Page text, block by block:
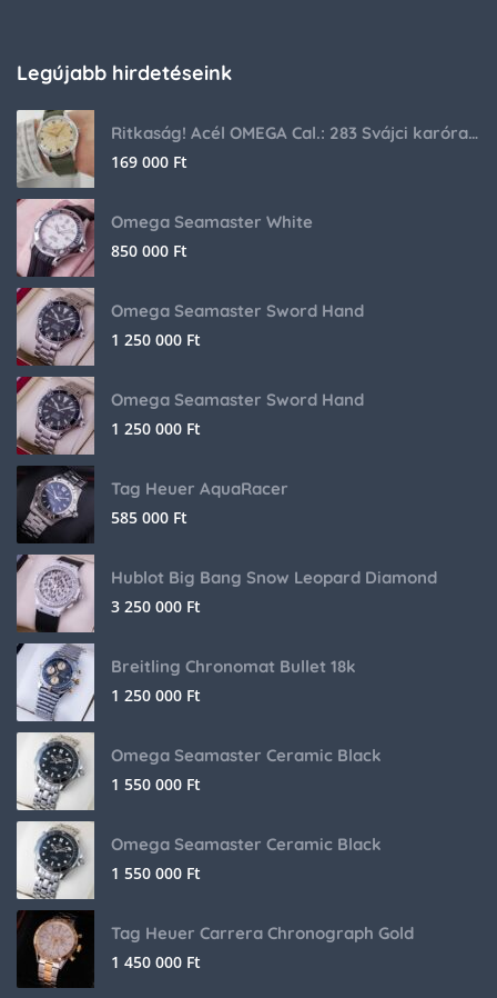
Legújabb hirdetéseink
Ritkaság! Acél OMEGA Cal.: 283 Svájci karóra 1953-ból!
169 000 Ft
Omega Seamaster White
850 000 Ft
Omega Seamaster Sword Hand
1 250 000 Ft
Omega Seamaster Sword Hand
1 250 000 Ft
Tag Heuer AquaRacer
585 000 Ft
Hublot Big Bang Snow Leopard Diamond
3 250 000 Ft
Breitling Chronomat Bullet 18k
1 250 000 Ft
Omega Seamaster Ceramic Black
1 550 000 Ft
Omega Seamaster Ceramic Black
1 550 000 Ft
Tag Heuer Carrera Chronograph Gold
1 450 000 Ft